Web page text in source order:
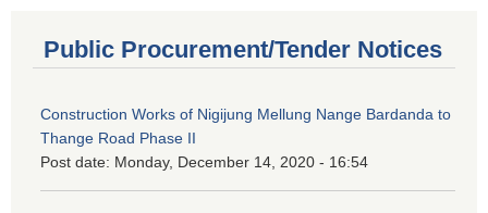
Public Procurement/Tender Notices
Construction Works of Nigijung Mellung Nange Bardanda to
Thange Road Phase II
Post date: Monday, December 14, 2020 - 16:54